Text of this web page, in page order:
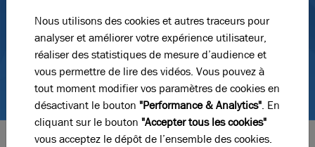
Nous utilisons des cookies et autres traceurs pour
analyser et améliorer votre expérience utilisateur,
réaliser des statistiques de mesure d’audience et
vous permettre de lire des vidéos. Vous pouvez à
tout moment modifier vos paramètres de cookies en
désactivant le bouton "Performance & Analytics". En
cliquant sur le bouton "Accepter tous les cookies"
vous acceptez le dépôt de l’ensemble des cookies.